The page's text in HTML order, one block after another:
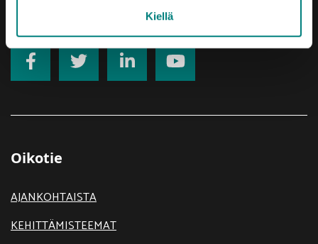
Kiellä
Oikotie
AJANKOHTAISTA
KEHITTÄMISTEEMAT